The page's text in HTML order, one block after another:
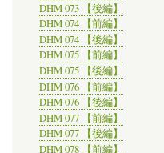
DHM 073 【後編】
DHM 074 【前編】
DHM 074 【後編】
DHM 075 【前編】
DHM 075 【後編】
DHM 076 【前編】
DHM 076 【後編】
DHM 077 【前編】
DHM 077 【後編】
DHM 078 【前編】